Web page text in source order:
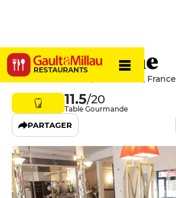
RESTAURANTS
Le Pantruche
3 Rue Victor Massé, 75009 Paris, France
11.5/20
Table Gourmande
PARTAGER